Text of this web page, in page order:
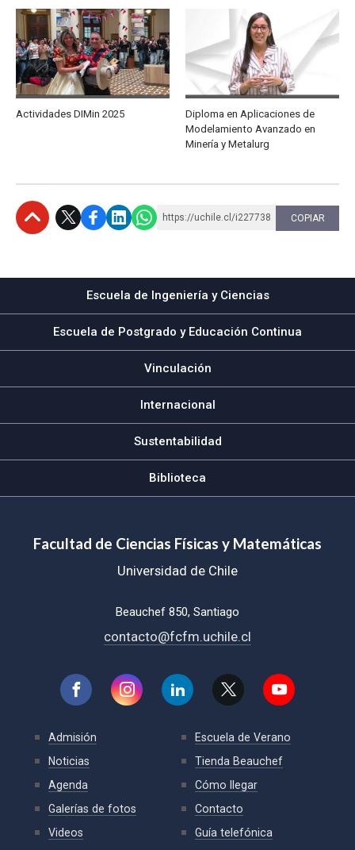
Actividades DIMin 2025
Diploma en Aplicaciones de
Modelamiento Avanzado en
Minería y Metalurg
https://uchile.cl/i227738 COPIAR
Escuela de Ingeniería y Ciencias
Escuela de Postgrado y Educación Continua
Vinculación
Internacional
Sustentabilidad
Biblioteca
Facultad de Ciencias Físicas y Matemáticas
Universidad de Chile
Beauchef 850, Santiago
contacto@fcfm.uchile.cl
Admisión
Noticias
Agenda
Galerías de fotos
Videos
Escuela de Verano
Tienda Beauchef
Cómo llegar
Contacto
Guía telefónica